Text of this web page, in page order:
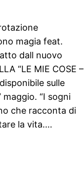
magia feat.
dall nuovo
“LE MIE COSE –
sulle
“I sogni
che racconta di
la vita.…